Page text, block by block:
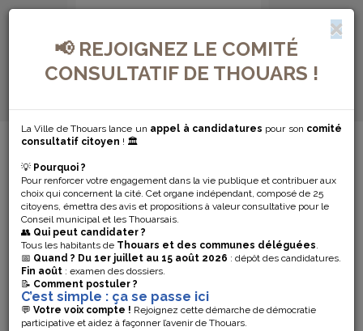
📢 REJOIGNEZ LE COMITÉ
CONSULTATIF DE THOUARS !
La Ville de Thouars lance un appel à candidatures pour son comité
consultatif citoyen ! 🏛️
💡 Pourquoi ?
Pour renforcer votre engagement dans la vie publique et contribuer aux
choix qui concernent la cité. Cet organe indépendant, composé de 25
citoyens, émettra des avis et propositions à valeur consultative pour le
Conseil municipal et les Thouarsais.
👥 Qui peut candidater ?
Tous les habitants de Thouars et des communes déléguées.
📅 Quand ? Du 1er juillet au 15 août 2026 : dépôt des candidatures.
Fin août : examen des dossiers.
📝 Comment postuler ?
C’est simple : ça se passe ici
💬 Votre voix compte ! Rejoignez cette démarche de démocratie
participative et aidez à façonner l’avenir de Thouars.
MENU DE NAVIGATION...
LE BOULEVARD
ERNEST RENAN
ROUVRE À LA
CIRCULATION
(SENS UNIQUE)